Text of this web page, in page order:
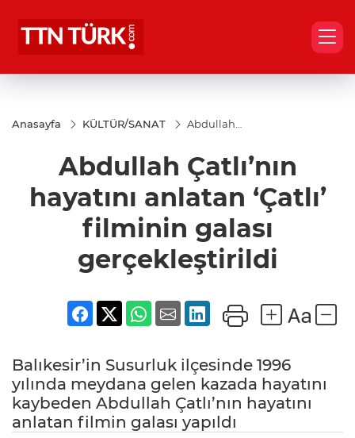
Anasayfa KÜLTÜR/SANAT
Abdullah
anlatan ‘Çatlı’
filminin galası
gerçekleştirildi
Abdullah Çatlı’nın
hayatını anlatan ‘Çatlı’
filminin galası
gerçekleştirildi
Balıkesir’in Susurluk ilçesinde 1996
yılında meydana gelen kazada hayatını
kaybeden Abdullah Çatlı’nın hayatını
anlatan filmin galası yapıldı